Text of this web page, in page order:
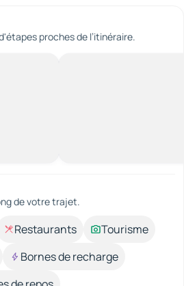
proches de l’itinéraire.
de votre trajet.
Restaurants
Tourisme
Bornes de recharge